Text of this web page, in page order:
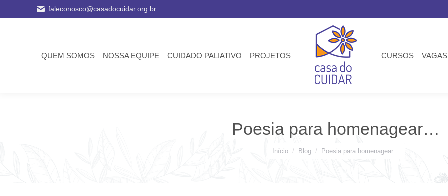
faleconosco@casadocuidar.org.br
QUEM SOMOS NOSSA EQUIPE CUIDADO PALIATIVO PROJETOS CURSOS VAGAS
Poesia para homenagear…
Você está aqui:
Início Blog Poesia para homenagear…